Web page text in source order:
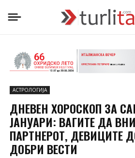
АСТРОЛОГИЈА
ДНЕВЕН ХОРОСКОП ЗА
ЈАНУАРИ: ВАГИТЕ ДА
ПАРТНЕРОТ, ДЕВИЦИТЕ
ДОБРИ ВЕСТИ